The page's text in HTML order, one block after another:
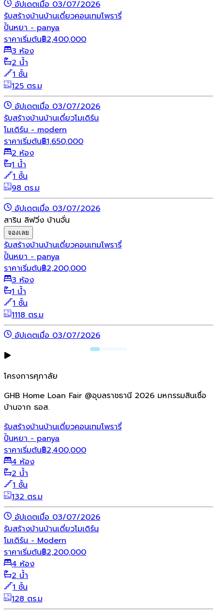
อัปเดตเมื่อ 03/07/2026
รับสร้างบ้านบ้านเดี่ยวคอนเทมโพรารี่
ปั้นหยา - panya
ราคาเริ่มต้น฿2,400,000
3 ห้อง
2 น้ำ
1 ชั้น
125 ตร.ม
อัปเดตเมื่อ 03/07/2026
รับสร้างบ้านบ้านเดี่ยวโมเดิร์น
โมเดิร์น - modern
ราคาเริ่มต้น฿1,650,000
2 ห้อง
1 น้ำ
1 ชั้น
98 ตร.ม
อัปเดตเมื่อ 03/07/2026
สาริน ลิฟวิ่ง บ้านจั่น
จองเลย
รับสร้างบ้านบ้านเดี่ยวคอนเทมโพรารี่
ปั้นหยา - panya
ราคาเริ่มต้น฿2,200,000
3 ห้อง
1 น้ำ
1 ชั้น
1118 ตร.ม
อัปเดตเมื่อ 03/07/2026
โครงการศุภาลัย
GHB Home Loan Fair @อุบลราชธานี 2026 มหกรรมสินเชื่อ
บ้านจาก ธอส.
รับสร้างบ้านบ้านเดี่ยวคอนเทมโพรารี่
ปั้นหยา - panya
ราคาเริ่มต้น฿2,400,000
4 ห้อง
2 น้ำ
1 ชั้น
132 ตร.ม
อัปเดตเมื่อ 03/07/2026
รับสร้างบ้านบ้านเดี่ยวโมเดิร์น
โมเดิร์น - Modern
ราคาเริ่มต้น฿2,200,000
4 ห้อง
2 น้ำ
1 ชั้น
128 ตร.ม